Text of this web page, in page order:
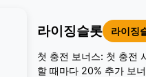
라이징슬롯 라이징
첫 충전 보너스: 첫 충전
할 때마다 20% 추가 보